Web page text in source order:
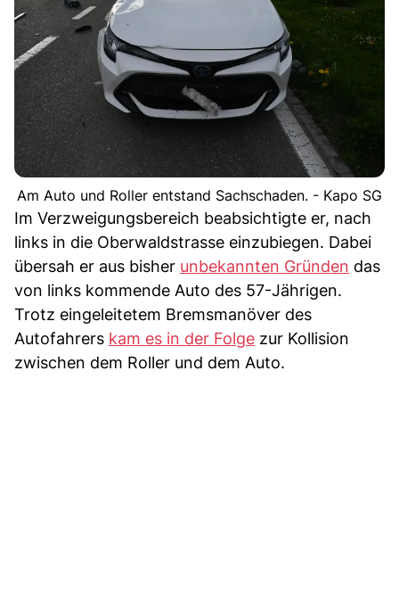
Am Auto und Roller entstand Sachschaden. - Kapo SG
Im Verzweigungsbereich beabsichtigte er, nach
links in die Oberwaldstrasse einzubiegen. Dabei
übersah er aus bisher unbekannten Gründen das
von links kommende Auto des 57-Jährigen.
Trotz eingeleitetem Bremsmanöver des
Autofahrers kam es in der Folge zur Kollision
zwischen dem Roller und dem Auto.